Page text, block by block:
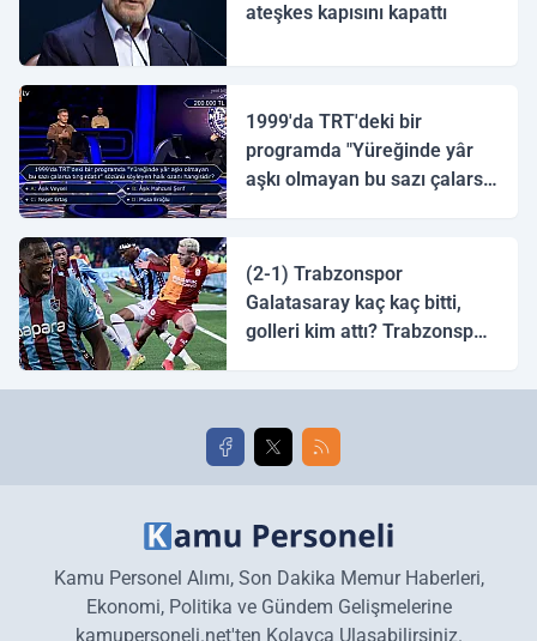
ateşkes kapısını kapattı
1999'da TRT'deki bir
programda "Yüreğinde yâr
aşkı olmayan bu sazı çalarsa
(2-1) Trabzonspor
Galatasaray kaç kaç bitti,
golleri kim attı? Trabzonspor
golleri!
Kamu Personel Alımı, Son Dakika Memur Haberleri,
Ekonomi, Politika ve Gündem Gelişmelerine
kamupersoneli.net'ten Kolayca Ulaşabilirsiniz.